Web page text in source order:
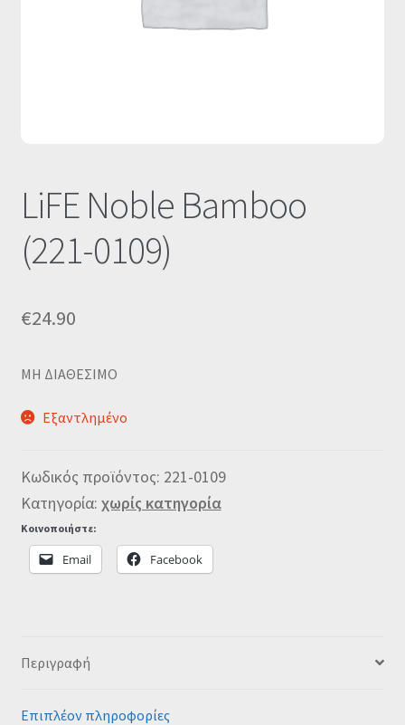
LiFE Noble Bamboo
(221-0109)
€24.90
MΗ ΔΙΑΘΕΣΙΜΟ
Εξαντλημένο
Κωδικός προϊόντος: 221-0109
Κατηγορία: χωρίς κατηγορία
Κοινοποιήστε:
Email Facebook
Περιγραφή
Επιπλέον πληροφορίες